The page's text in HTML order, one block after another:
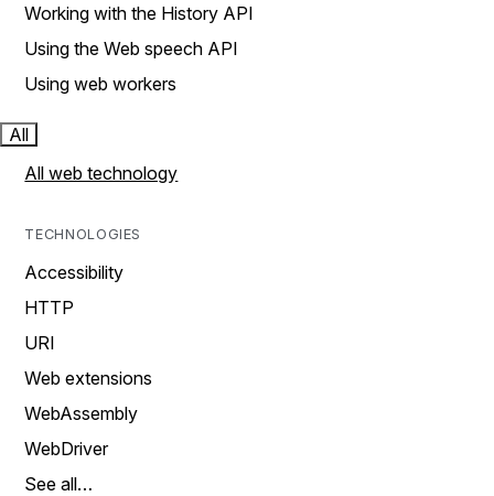
Working with the History API
Using the Web speech API
Using web workers
All
All web technology
TECHNOLOGIES
Accessibility
HTTP
URI
Web extensions
WebAssembly
WebDriver
See all…